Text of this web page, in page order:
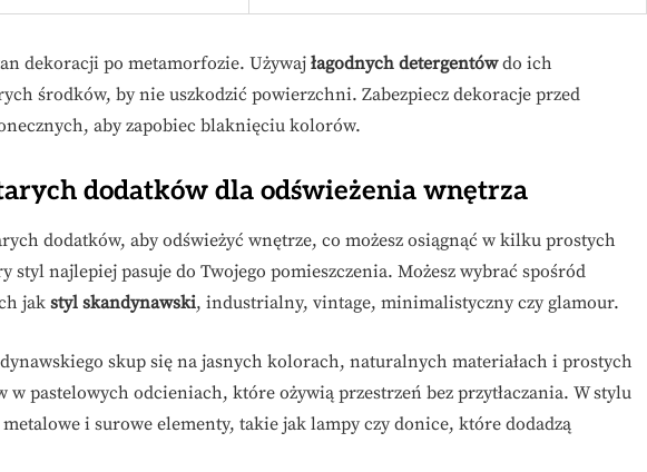
dekoracji po metamorfozie. Używaj łagodnych detergentówdo ich
środków, by nie uszkodzić powierzchni. Zabezpiecz dekoracje przed
aby zapobiec blaknięciu kolorów.
dodatków dla odświeżenia wnętrza
dodatków, aby odświeżyć wnętrze, co możesz osiągnąć w kilku prostych
styl najlepiej pasuje do Twojego pomieszczenia. Możesz wybrać spośród
jak styl skandynawski, industrialny, vintage, minimalistyczny czy glamour.
skup się na jasnych kolorach, naturalnych materiałach i prostych
pastelowych odcieniach, które ożywią przestrzeń bez przytłaczania. W stylu
i surowe elementy, takie jak lampy czy donice, które dodadzą